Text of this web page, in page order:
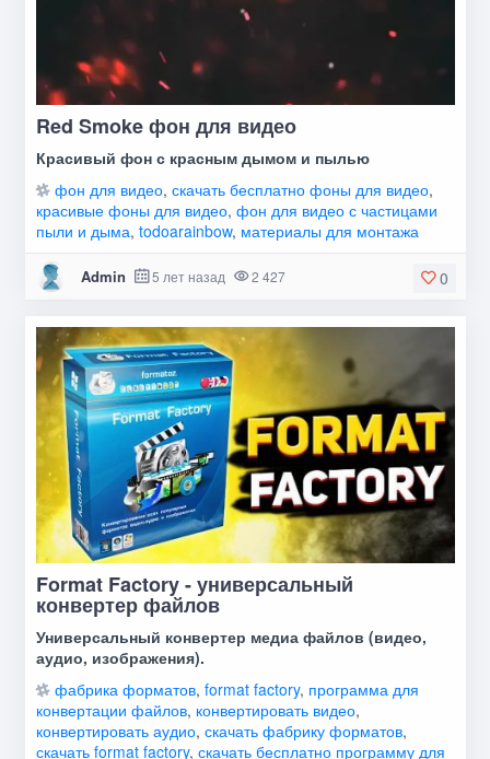
Red Smoke фон для видео
Красивый фон с красным дымом и пылью
фон для видео, скачать бесплатно фоны для видео,
красивые фоны для видео, фон для видео с частицами
пыли и дыма, todoarainbow, материалы для монтажа
0
Admin 5 лет назад 2 427
Format Factory - универсальный
конвертер файлов
Универсальный конвертер медиа файлов (видео,
аудио, изображения).
фабрика форматов, format factory, программа для
конвертации файлов, конвертировать видео,
конвертировать аудио, скачать фабрику форматов,
скачать format factory, скачать бесплатно программу для